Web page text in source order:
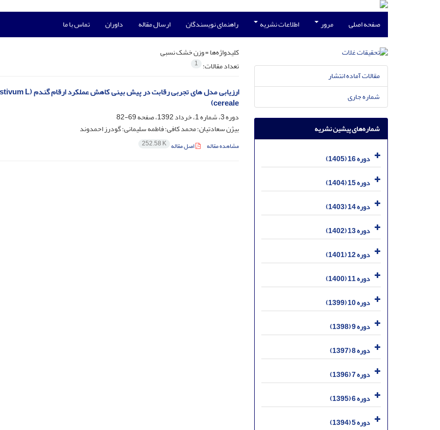
صفحه اصلی مرور اطلاعات نشریه راهنمای نویسندگان ارسال مقاله داوران تماس با ما
کلیدواژه‌ها =وزن خشک نسبی
تعداد مقالات: 1
cereale)
دوره 3، شماره 1، خرداد 1392، صفحه
69-82
بیژن سعادتیان؛ محمد کافی؛ فاطمه سلیمانی؛ گودرز احمدوند
مشاهده مقاله اصل مقاله 252.58 K
مقالات آماده انتشار
شماره جاری
شماره‌های پیشین نشریه
دوره 16 (1405)
دوره 15 (1404)
دوره 14 (1403)
دوره 13 (1402)
دوره 12 (1401)
دوره 11 (1400)
دوره 10 (1399)
دوره 9 (1398)
دوره 8 (1397)
دوره 7 (1396)
دوره 6 (1395)
دوره 5 (1394)